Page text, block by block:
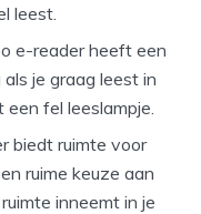
leest.
e-reader heeft een
je graag leest in
fel leeslampje.
biedt ruimte voor
ruime keuze aan
inneemt in je